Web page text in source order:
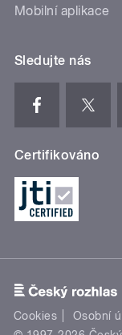
Mobilní aplikace
Sledujte nás
Certifikováno
Cookies Osobní